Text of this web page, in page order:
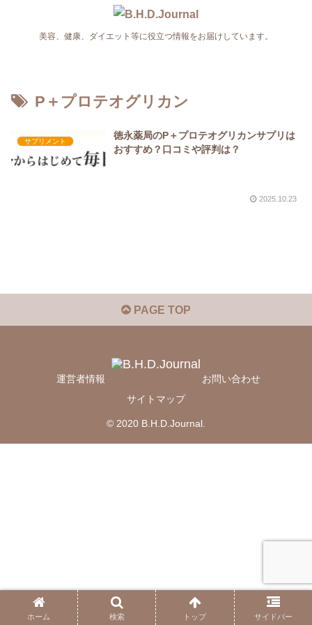
美容、健康、ダイエット等に役立つ情報をお届けしています。
P＋プロテオグリカン
サプリメント
徳永薬局のP＋プロテオグリカンサプリは
おすすめ？口コミや評判は？
2025.10.23
PAGE TOP
運営者情報
お問い合わせ
サイトマップ
© 2020 B.H.D.Journal.
ホーム 検索 トップ サイドバー